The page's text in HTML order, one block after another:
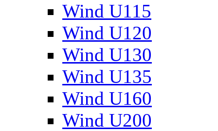
Wind U115
Wind U120
Wind U130
Wind U135
Wind U160
Wind U200